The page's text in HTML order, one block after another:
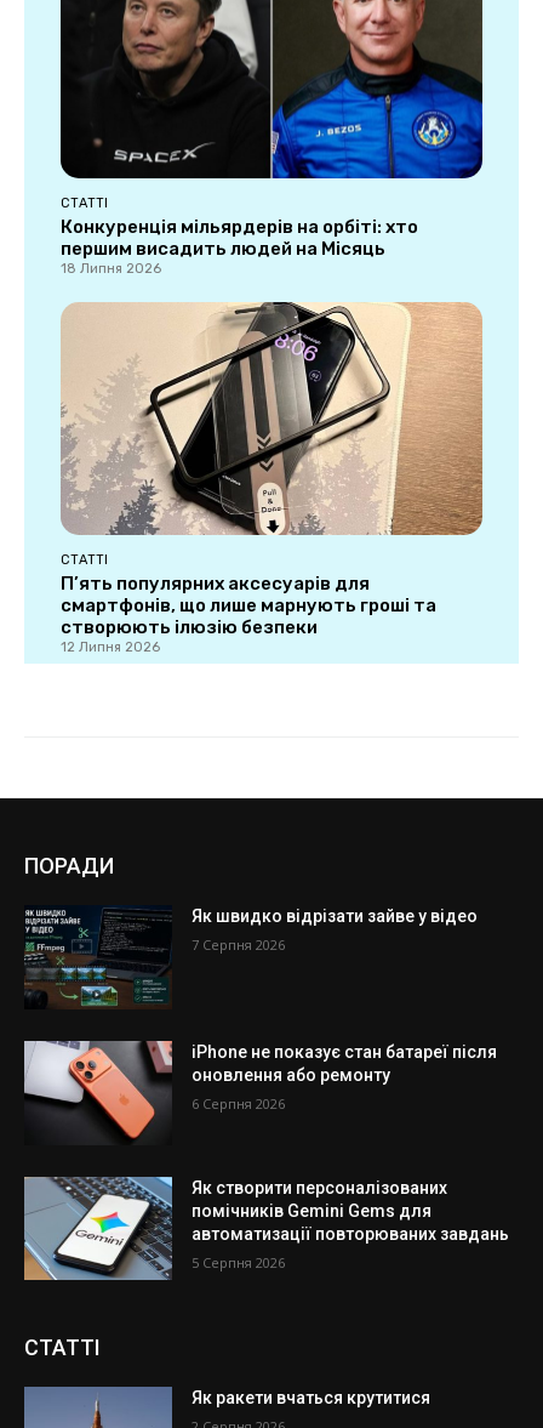
ПОРАДИ
Як швидко відрізати зайве у відео
7 Серпня 2026
iPhone не показує стан батареї після
оновлення або ремонту
6 Серпня 2026
Як створити персоналізованих
помічників Gemini Gems для
автоматизації повторюваних завдань
5 Серпня 2026
СТАТТІ
Як ракети вчаться крутитися